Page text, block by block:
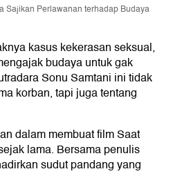
Sajikan Perlawanan terhadap Budaya
kasus kekerasan seksual,
budaya untuk gak
Sonu Samtani ini tidak
korban, tapi juga tentang
dalam membuat film Saat
lama. Bersama penulis
sudut pandang yang